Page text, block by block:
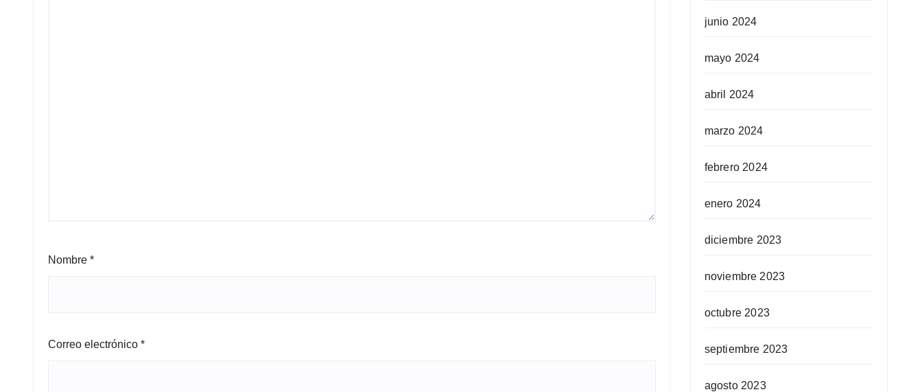
Nombre *
Correo electrónico *
junio 2024
mayo 2024
abril 2024
marzo 2024
febrero 2024
enero 2024
diciembre 2023
noviembre 2023
octubre 2023
septiembre 2023
agosto 2023